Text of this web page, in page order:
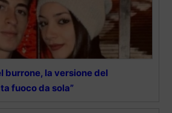
burrone, la versione del
fuoco da sola”